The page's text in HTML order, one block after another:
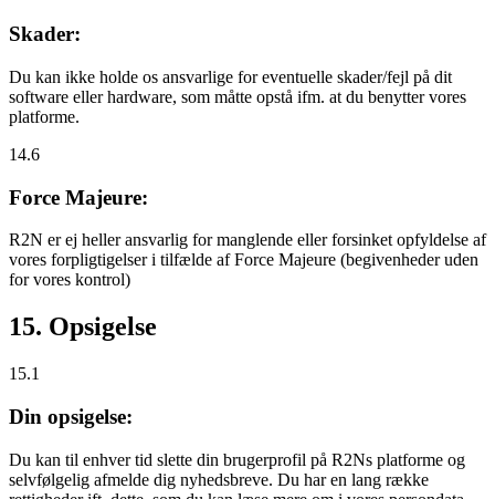
Skader:
Du kan ikke holde os ansvarlige for eventuelle skader/fejl på dit
software eller hardware, som måtte opstå ifm. at du benytter vores
platforme.
14.6
Force Majeure:
R2N er ej heller ansvarlig for manglende eller forsinket opfyldelse af
vores forpligtigelser i tilfælde af Force Majeure (begivenheder uden
for vores kontrol)
15. Opsigelse
15.1
Din opsigelse:
Du kan til enhver tid slette din brugerprofil på R2Ns platforme og
selvfølgelig afmelde dig nyhedsbreve. Du har en lang række